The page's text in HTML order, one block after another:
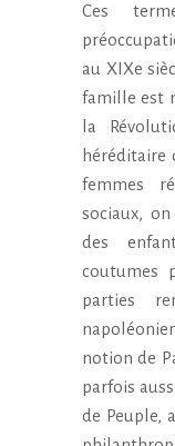
Ces
au XIXe
famille est
la
héréditaire
femmes
sociaux,
des
coutumes
parties
notion de
parfois
de Peuple,